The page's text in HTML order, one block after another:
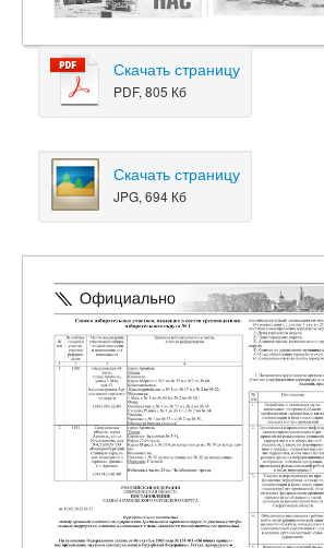
Скачать страницу
PDF, 805 Кб
Скачать страницу
JPG, 694 Кб